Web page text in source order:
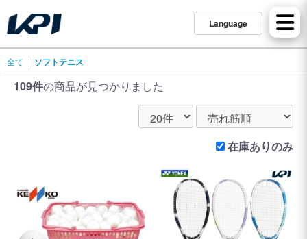
Language
全て | ソフトテニス
109件の商品が見つかりました
在庫ありのみ